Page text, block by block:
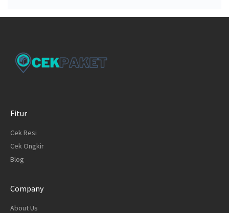
Fitur
Cek Resi
Cek Ongkir
Blog
Company
About Us